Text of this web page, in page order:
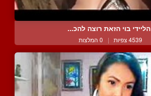
הליידי בוי הזאת רוצה להכ...
4539 צפיות | 0 המלצות